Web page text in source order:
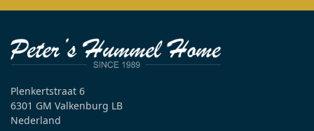
Plenkertstraat 6
6301 GM Valkenburg LB
Nederland